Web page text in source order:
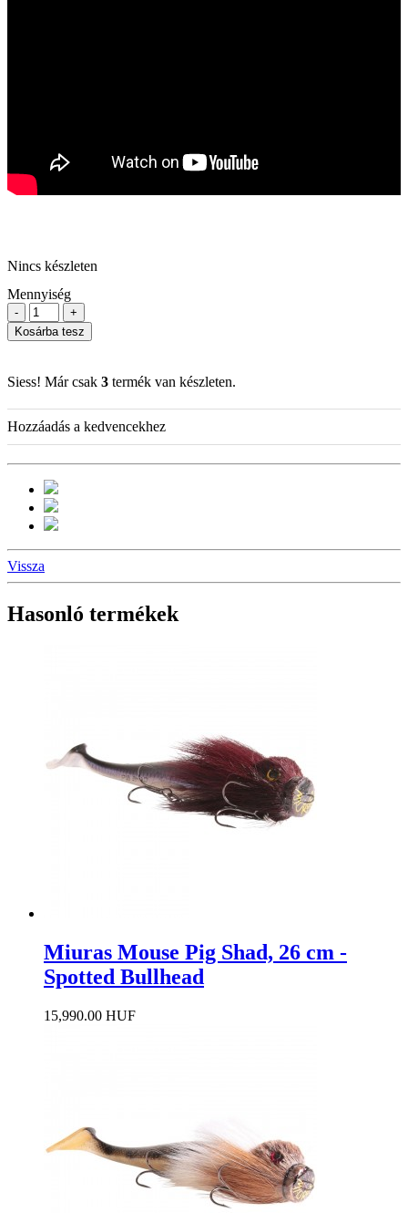
Nincs készleten
Mennyiség
-
+
Kosárba tesz
Siess! Már csak 3 termék van készleten.
Hozzáadás a kedvencekhez
Vissza
Hasonló termékek
Miuras Mouse Pig Shad, 26 cm -
Spotted Bullhead
15,990.00 HUF